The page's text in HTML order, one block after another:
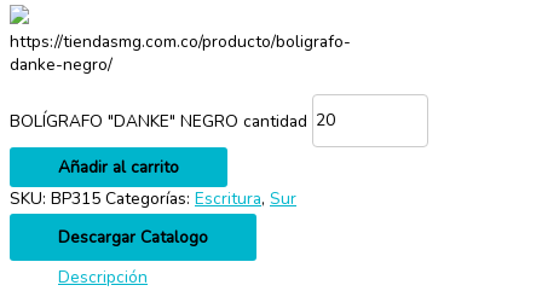
https://tiendasmg.com.co/producto/boligrafo-
danke-negro/
BOLÍGRAFO "DANKE" NEGRO cantidad
Añadir al carrito
SKU: BP315 Categorías: Escritura, Sur
Descargar Catalogo
Descripción